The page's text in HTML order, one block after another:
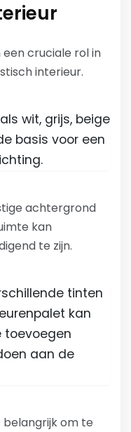
cruciale rol in
interieur.
wit, grijs, beige
basis voor een
achtergrond
kan
te zijn.
tinten
kan
toevoegen
aan de
om te